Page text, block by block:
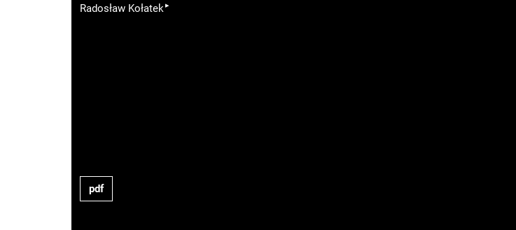
Radosław Kołatek▸
pdf